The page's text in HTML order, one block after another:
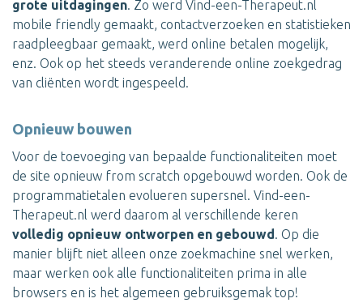
grote uitdagingen. Zo werd Vind-een-Therapeut.nl
mobile friendly gemaakt, contactverzoeken en statistieken
raadpleegbaar gemaakt, werd online betalen mogelijk,
enz. Ook op het steeds veranderende online zoekgedrag
van cliënten wordt ingespeeld.
Opnieuw bouwen
Voor de toevoeging van bepaalde functionaliteiten moet
de site opnieuw from scratch opgebouwd worden. Ook de
programmatietalen evolueren supersnel. Vind-een-
Therapeut.nl werd daarom al verschillende keren
volledig opnieuw ontworpen en gebouwd. Op die
manier blijft niet alleen onze zoekmachine snel werken,
maar werken ook alle functionaliteiten prima in alle
browsers en is het algemeen gebruiksgemak top!